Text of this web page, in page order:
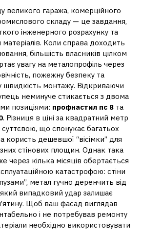
великого гаража, комерційного
складу — це завдання,
інженерного розрахунку та
матеріалів. Коли справа доходить
більшість власників цілком
увагу на металопрофіль через
пожежну безпеку та
монтажу. Відкриваючи
неминуче стикається з двома
позиціями: профнастил пс 8та
. Різниця в ціні за квадратний метр
що спонукає багатьох
користь дешевшої “вісімки” для
стінових площин. Однак така
через кілька місяців обертається
катастрофою: стіни
метал гучно деренчить від
який випадковий удар залишає
Щоб ваш фасад виглядав
і не потребував ремонту
необхідно використовувати